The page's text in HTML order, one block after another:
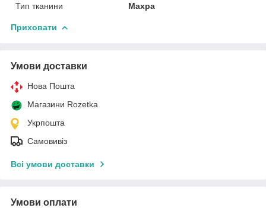
Тип тканини
Махра
Приховати
Умови доставки
Нова Пошта
Магазини Rozetka
Укрпошта
Самовивіз
Всі умови доставки
Умови оплати